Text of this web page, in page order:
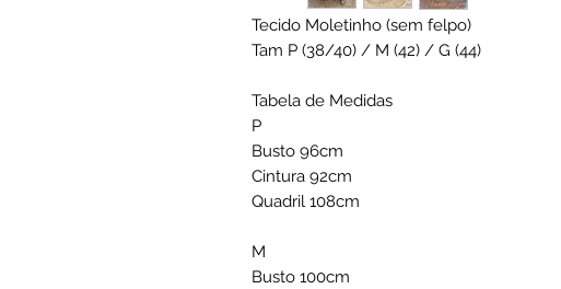
Tecido Moletinho (sem felpo)
Tam P (38/40) / M (42) / G (44)
Tabela de Medidas
P
Busto 96cm
Cintura 92cm
Quadril 108cm
M
Busto 100cm